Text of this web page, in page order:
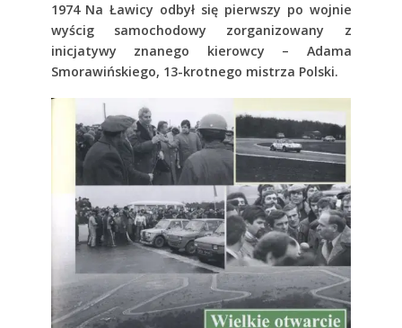
1974 Na Ławicy odbył się pierwszy po wojnie
wyścig samochodowy zorganizowany z
inicjatywy znanego kierowcy – Adama
Smorawińskiego, 13-krotnego mistrza Polski.